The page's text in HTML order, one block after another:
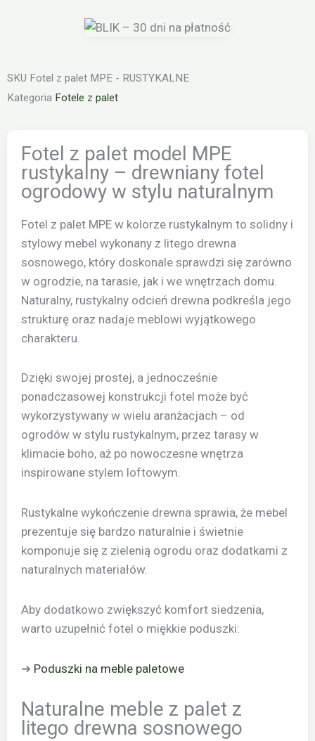
SKU Fotel z palet MPE - RUSTYKALNE
Kategoria Fotele z palet
Fotel z palet model MPE
rustykalny – drewniany fotel
ogrodowy w stylu naturalnym
Fotel z palet MPE w kolorze rustykalnym to solidny i
stylowy mebel wykonany z litego drewna
sosnowego, który doskonale sprawdzi się zarówno
w ogrodzie, na tarasie, jak i we wnętrzach domu.
Naturalny, rustykalny odcień drewna podkreśla jego
strukturę oraz nadaje meblowi wyjątkowego
charakteru.
Dzięki swojej prostej, a jednocześnie
ponadczasowej konstrukcji fotel może być
wykorzystywany w wielu aranżacjach – od
ogrodów w stylu rustykalnym, przez tarasy w
klimacie boho, aż po nowoczesne wnętrza
inspirowane stylem loftowym.
Rustykalne wykończenie drewna sprawia, że mebel
prezentuje się bardzo naturalnie i świetnie
komponuje się z zielenią ogrodu oraz dodatkami z
naturalnych materiałów.
Aby dodatkowo zwiększyć komfort siedzenia,
warto uzupełnić fotel o miękkie poduszki:
➜ Poduszki na meble paletowe
Naturalne meble z palet z
litego drewna sosnowego